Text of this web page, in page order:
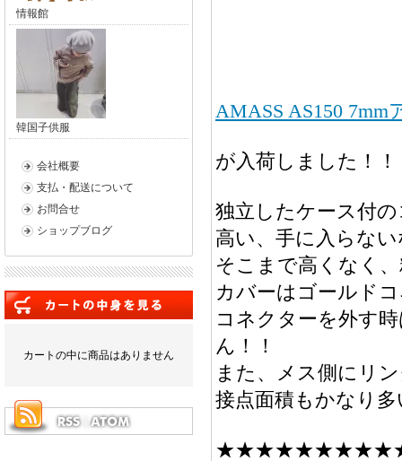
情報館
韓国子供服
会社概要
支払・配送について
お問合せ
ショップブログ
カートの中に商品はありません
AMASS AS150
が入荷しました！！
独立したケース付
高い、手に入らな
そこまで高くなく
カバーはゴールド
コネクターを外す
ん！！
また、メス側にリ
接点面積もかなり